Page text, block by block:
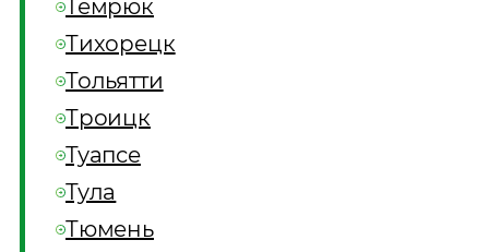
Темрюк
Тихорецк
Тольятти
Троицк
Туапсе
Тула
Тюмень